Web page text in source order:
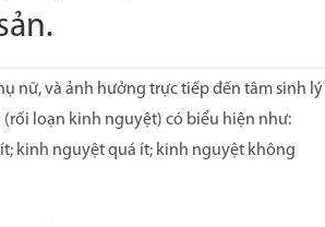
nữ, và ảnh hưởng trực tiếp đến tâm sinh lý
loạn kinh nguyệt) có biểu hiện như:
kinh nguyệt quá ít; kinh nguyệt không